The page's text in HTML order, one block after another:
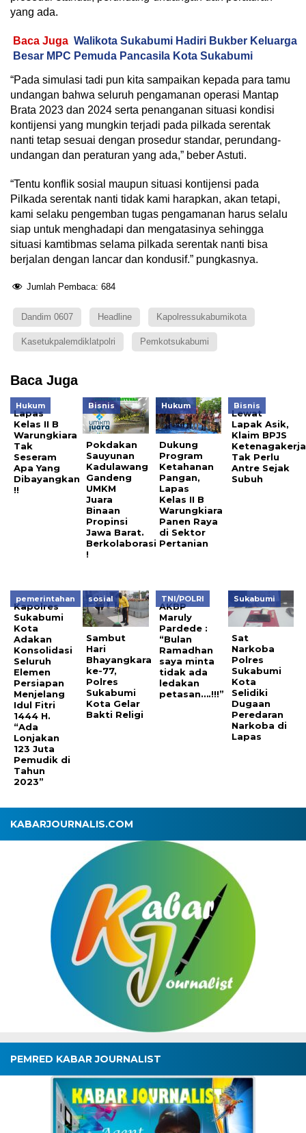
yang ada.
Baca Juga Walikota Sukabumi Hadiri Bukber Keluarga
Besar MPC Pemuda Pancasila Kota Sukabumi
“Pada simulasi tadi pun kita sampaikan kepada para tamu
undangan bahwa seluruh pengamanan operasi Mantap
Brata 2023 dan 2024 serta penanganan situasi kondisi
kontijensi yang mungkin terjadi pada pilkada serentak
nanti tetap sesuai dengan prosedur standar, perundang-
undangan dan peraturan yang ada,” beber Astuti.
“Tentu konflik sosial maupun situasi kontijensi pada
Pilkada serentak nanti tidak kami harapkan, akan tetapi,
kami selaku pengemban tugas pengamanan harus selalu
siap untuk menghadapi dan mengatasinya sehingga
situasi kamtibmas selama pilkada serentak nanti bisa
berjalan dengan lancar dan kondusif.” pungkasnya.
Jumlah Pembaca: 684
Dandim 0607 Headline Kapolressukabumikota
Kasetukpalemdiklatpolri Pemkotsukabumi
Baca Juga
Hukum
Lapas
Kelas II B
Warungkiara
Tak
Seseram
Apa Yang
Dibayangkan
!!
Bisnis
Pokdakan
Sauyunan
Kadulawang
Gandeng
UMKM
Juara
Binaan
Propinsi
Jawa Barat.
Berkolaborasi
!
Hukum
Dukung
Program
Ketahanan
Pangan,
Lapas
Kelas II B
Warungkiara
Panen Raya
di Sektor
Pertanian
Bisnis
Lewat
Lapak Asik,
Klaim BPJS
Tak Perlu
Antre Sejak
Subuh
pemerintahan
Kapolres
Sukabumi
Kota
Adakan
Konsolidasi
Seluruh
Elemen
Persiapan
Menjelang
Idul Fitri
1444 H.
“Ada
Lonjakan
123 Juta
Pemudik di
Tahun
2023”
sosial
Sambut
Hari
Bhayangkara
ke-77,
Polres
Sukabumi
Kota Gelar
Bakti Religi
TNI/POLRI
AKBP
Maruly
Pardede :
“Bulan
Ramadhan
saya minta
tidak ada
ledakan
petasan….!!!”
Sukabumi
Sat
Narkoba
Polres
Sukabumi
Kota
Selidiki
Dugaan
Peredaran
Narkoba di
Lapas
KABARJOURNALIS.COM
PEMRED KABAR JOURNALIST